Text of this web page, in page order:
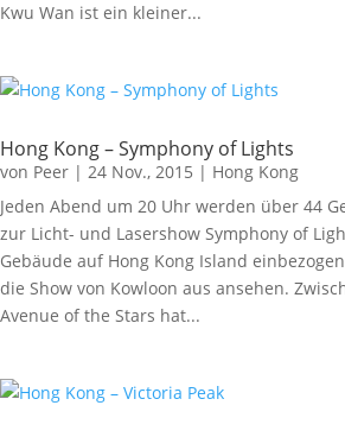
Kwu Wan ist ein kleiner...
Hong Kong – Symphony of Lights
von Peer | 24 Nov., 2015 | Hong Kong
Jeden Abend um 20 Uhr werden über 44
zur Licht- und Lasershow Symphony of
Gebäude auf Hong Kong Island
die Show von Kowloon aus ansehen.
Avenue of the Stars hat...